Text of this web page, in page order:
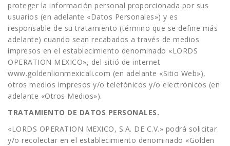
proteger la información personal proporcionada por sus
usuarios (en adelante «Datos Personales») y es
responsable de su tratamiento (término que se define más
adelante) cuando sean recabados a través de medios
impresos en el establecimiento denominado «LORDS
OPERATION MEXICO», del sitió de internet
www.goldenlionmexicali.com (en adelante «Sitio Web»),
otros medios impresos y/o telefónicos y/o electrónicos (en
adelante «Otros Medios»).
TRATAMIENTO DE DATOS PERSONALES.
«LORDS OPERATION MEXICO, S.A. DE C.V.» podrá solicitar
y/o recolectar en el establecimiento denominado «Golden